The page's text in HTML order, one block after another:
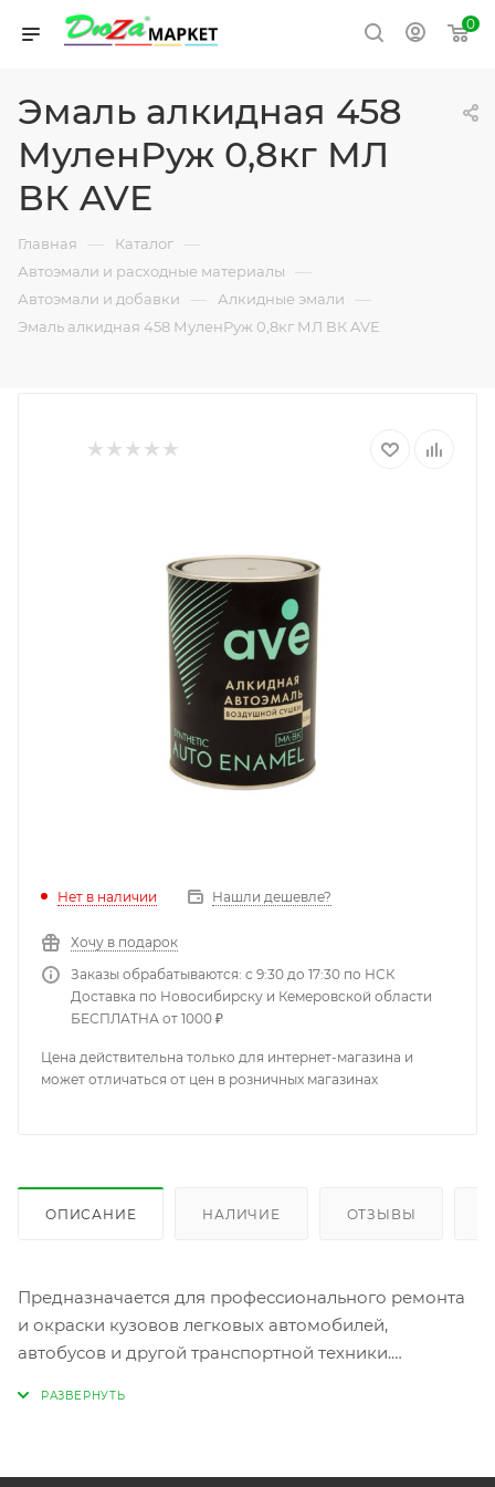
0
Эмаль алкидная 458
МуленРуж 0,8кг МЛ
ВК AVE
Главная — Каталог —
Автоэмали и расходные материалы —
Автоэмали и добавки — Алкидные эмали —
Эмаль алкидная 458 МуленРуж 0,8кг МЛ ВК AVE
Нет в наличии Нашли дешевле?
Хочу в подарок
Заказы обрабатываются: с 9:30 до 17:30 по НСК
Доставка по Новосибирску и Кемеровской области
БЕСПЛАТНА от 1000 ₽
Цена действительна только для интернет-магазина и
может отличаться от цен в розничных магазинах
ОПИСАНИЕ НАЛИЧИЕ ОТЗЫВЫ
Предназначается для профессионального ремонта
и окраски кузовов легковых автомобилей,
автобусов и другой транспортной техники.